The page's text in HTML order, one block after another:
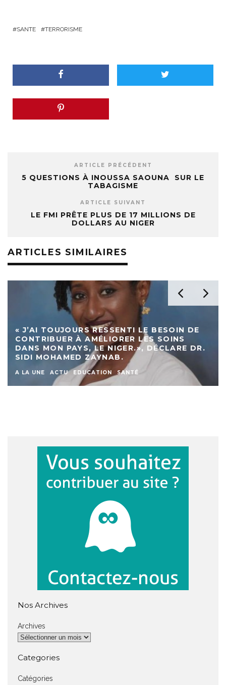
SANTE TERRORISME
ARTICLE PRÉCÉDENT
5 QUESTIONS À INOUSSA SAOUNA SUR LE
TABAGISME
ARTICLE SUIVANT
LE FMI PRÊTE PLUS DE 17 MILLIONS DE
DOLLARS AU NIGER
ARTICLES SIMILAIRES
« J’AI TOUJOURS RESSENTI LE BESOIN DE
CONTRIBUER À AMÉLIORER LES SOINS
DANS MON PAYS, LE NIGER.», DÉCLARE DR.
SIDI MOHAMED ZAYNAB.
A LA UNE ACTU EDUCATION SANTÉ
Nos Archives
Archives
Categories
Catégories